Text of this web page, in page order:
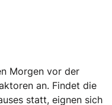
Morgen vor der
an. Findet die
statt, eignen sich